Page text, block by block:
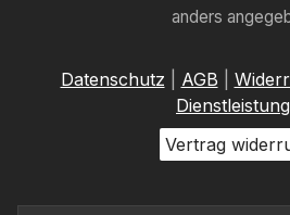
anders
Datenschutz AGB
Vertrag